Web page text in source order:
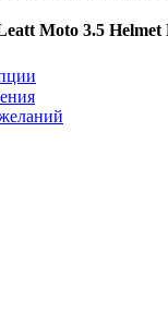
Moto 3.5 Helmet